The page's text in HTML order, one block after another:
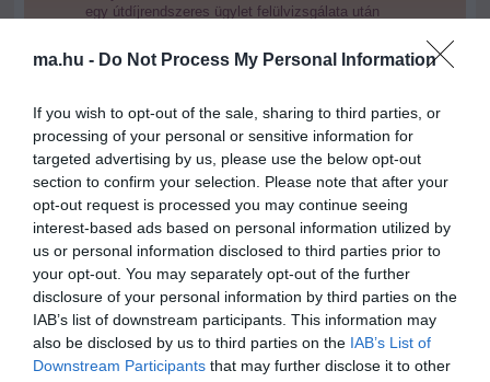
ma.hu - Do Not Process My Personal Information
If you wish to opt-out of the sale, sharing to third parties, or
processing of your personal or sensitive information for
targeted advertising by us, please use the below opt-out
section to confirm your selection. Please note that after your
opt-out request is processed you may continue seeing
interest-based ads based on personal information utilized by
us or personal information disclosed to third parties prior to
your opt-out. You may separately opt-out of the further
disclosure of your personal information by third parties on the
IAB’s list of downstream participants. This information may
also be disclosed by us to third parties on the IAB’s List of
Downstream Participants that may further disclose it to other
egy útdíjrendszeres ügylet felülvizsgálata után
megállítsa a tüzet
Dunából - a rendőrség lefoglalta
A Miniszterelnökség felmondta a Lounge Eventtel kötött
keretszerződését
16:21 Megérkezett az eső a Duna vízgyűjtőjére
14:26
Újabb két gyanúsítottat fogtak el a 600 milliós
ingatlanmaffia ügyében
12:56
Vizes Eb - Megvan az első magyar arany, a nyíltvízi úszó
Betlehem Dávid nyerte a kieséses versenyt
top cikkek: